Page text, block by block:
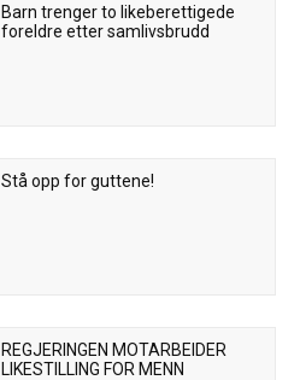
Barn trenger to likeberettigede
foreldre etter samlivsbrudd
Stå opp for guttene!
REGJERINGEN MOTARBEIDER
LIKESTILLING FOR MENN